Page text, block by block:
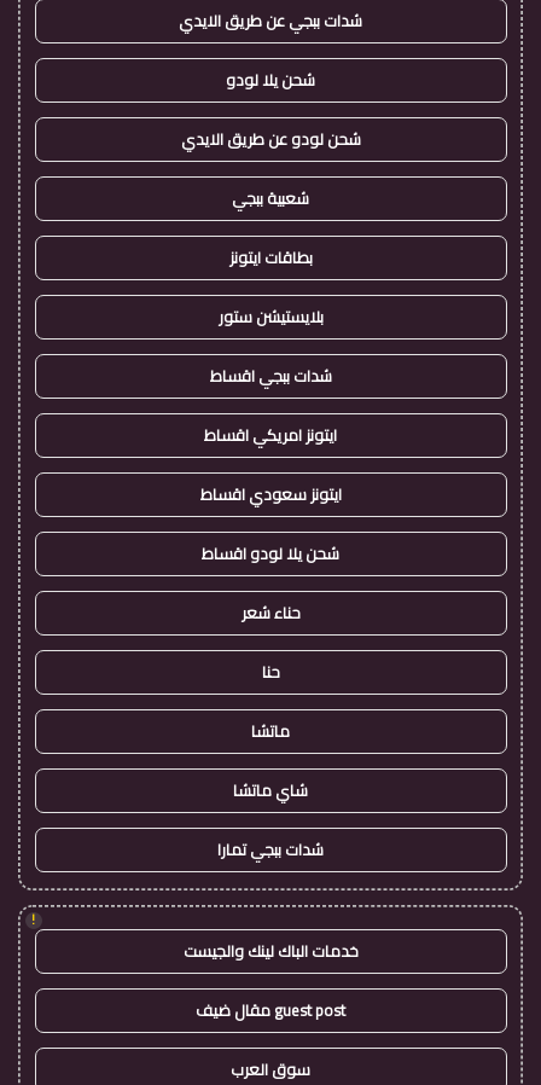
شدات ببجي عن طريق الايدي
شحن يلا لودو
شحن لودو عن طريق الايدي
شعبية ببجي
بطاقات ايتونز
بلايستيشن ستور
شدات ببجي اقساط
ايتونز امريكي اقساط
ايتونز سعودي اقساط
شحن يلا لودو اقساط
حناء شعر
حنا
ماتشا
شاي ماتشا
شدات ببجي تمارا
!
خدمات الباك لينك والجيست
guest post مقال ضيف
سوق العرب